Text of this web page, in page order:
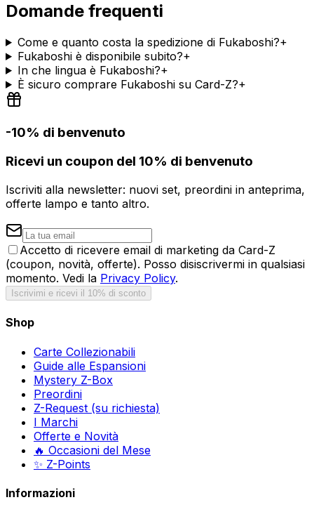
Domande frequenti
Come e quanto costa la spedizione di Fukaboshi?+
Fukaboshi è disponibile subito?+
In che lingua è Fukaboshi?+
È sicuro comprare Fukaboshi su Card-Z?+
-10% di benvenuto
Ricevi un coupon del 10% di benvenuto
Iscriviti alla newsletter: nuovi set, preordini in anteprima,
offerte lampo e tanto altro.
Accetto di ricevere email di marketing da Card-Z
(coupon, novità, offerte). Posso disiscrivermi in qualsiasi
momento. Vedi la Privacy Policy.
Iscrivimi e ricevi il 10% di sconto
Shop
Carte Collezionabili
Guide alle Espansioni
Mystery Z-Box
Preordini
Z-Request (su richiesta)
I Marchi
Offerte e Novità
🔥 Occasioni del Mese
✨ Z-Points
Informazioni